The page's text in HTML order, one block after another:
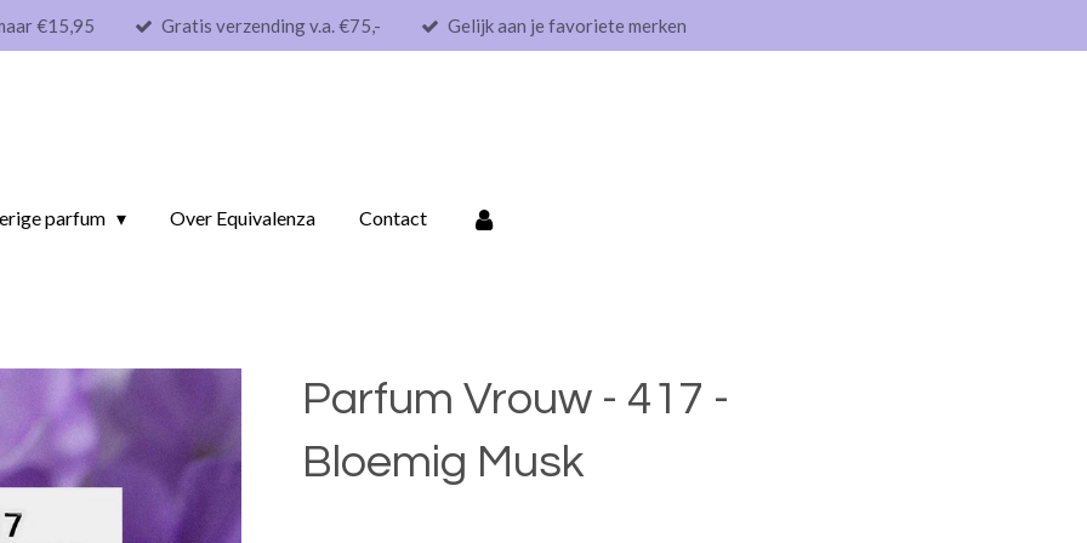
€15,95 Gratis verzending v.a. €75,- Gelijk aan je favoriete merken
parfum Over Equivalenza Contact
Parfum Vrouw - 417 -
Bloemig Musk